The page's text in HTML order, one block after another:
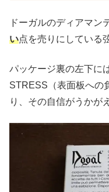
ドーガルのディアマン
い点を売りにしている
パッケージ裏の左下に
STRESS（表面板への
り、その自信がうかが